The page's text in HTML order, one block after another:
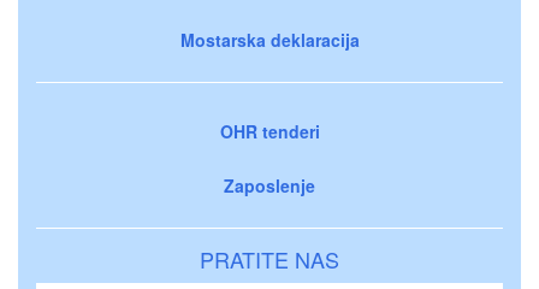
Mostarska deklaracija
OHR tenderi
Zaposlenje
PRATITE NAS